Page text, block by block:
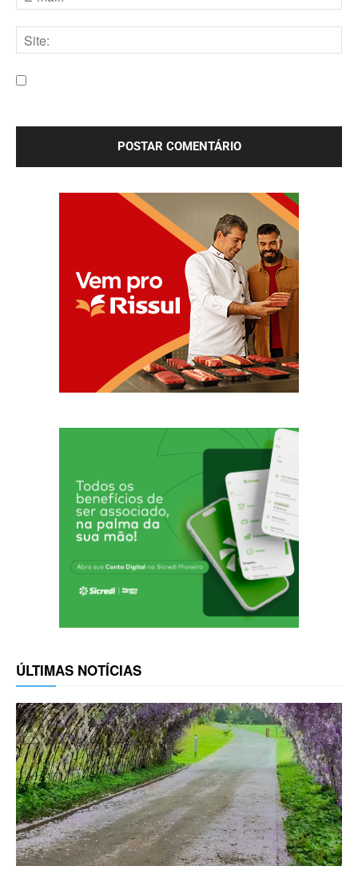
mail:*
ÚLTIMAS NOTÍCIAS